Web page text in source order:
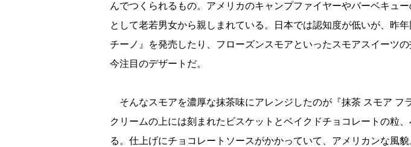
んでつくられるもの。アメリカのキャンプファイヤーやバーベキュ
として老若男女から親しまれている。日本では認知度が低いが、昨
チーノ』を発売したり、フローズンスモアといったスモアスイーツの
今注目のデザートだ。
そんなスモアを濃厚な抹茶味にアレンジしたのが『抹茶 スモア フ
クリームの上には刻まれたビスケットとベイクドチョコレートの粒
る。仕上げにチョコレートソースがかかっていて、アメリカンな風